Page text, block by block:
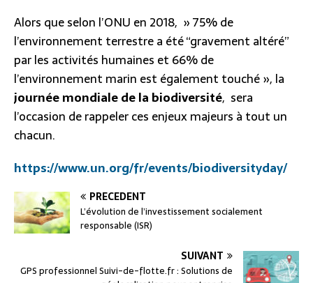
Alors que selon l’ONU en 2018, » 75% de
l’environnement terrestre a été “gravement altéré”
par les activités humaines et 66% de
l’environnement marin est également touché », la
journée mondiale de la biodiversité, sera
l’occasion de rappeler ces enjeux majeurs à tout un
chacun.
https://www.un.org/fr/events/biodiversityday/
PRÉCÉDENT
L’évolution de l’investissement socialement
responsable (ISR)
SUIVANT
GPS professionnel Suivi-de-flotte.fr : Solutions de